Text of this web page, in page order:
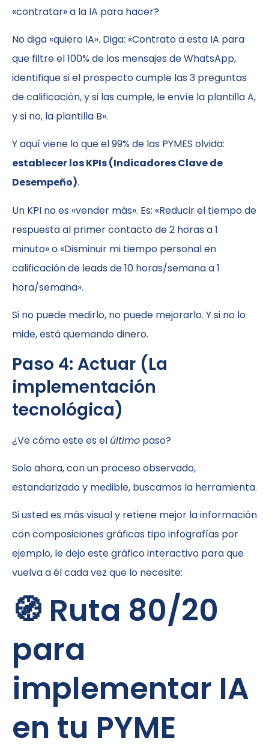
«contratar» a la IA para hacer?
No diga «quiero IA». Diga: «Contrato a esta IA para
que filtre el 100% de los mensajes de WhatsApp,
identifique si el prospecto cumple las 3 preguntas
de calificación, y si las cumple, le envíe la plantilla A,
y si no, la plantilla B».
Y aquí viene lo que el 99% de las PYMES olvida:
establecer los KPIs (Indicadores Clave de
Desempeño).
Un KPI no es «vender más». Es: «Reducir el tiempo de
respuesta al primer contacto de 2 horas a 1
minuto» o «Disminuir mi tiempo personal en
calificación de leads de 10 horas/semana a 1
hora/semana».
Si no puede medirlo, no puede mejorarlo. Y si no lo
mide, está quemando dinero.
Paso 4: Actuar (La
implementación
tecnológica)
¿Ve cómo este es el último paso?
Solo ahora, con un proceso observado,
estandarizado y medible, buscamos la herramienta.
Si usted es más visual y retiene mejor la información
con composiciones gráficas tipo infografías por
ejemplo, le dejo este gráfico interactivo para que
vuelva a él cada vez que lo necesite:
🧭 Ruta 80/20
para
implementar IA
en tu PYME